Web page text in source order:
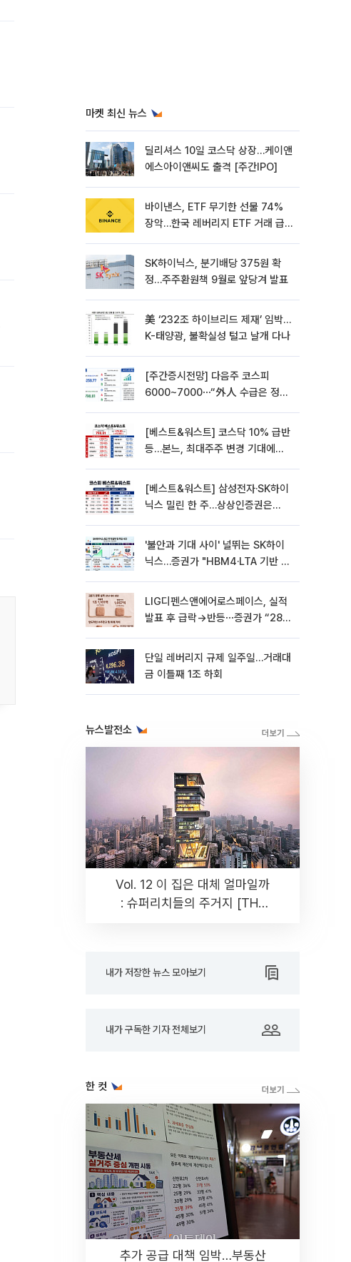
마켓 최신 뉴스
딜리셔스 10일 코스닥 상장…케이앤
에스아이앤씨도 출격 [주간IPO]
바이낸스, ETF 무기한 선물 74%
장악…한국 레버리지 ETF 거래 급
SK하이닉스, 분기배당 375원 확
정…주주환원책 9월로 앞당겨 발표
美 ‘232조 하이브리드 제재’ 임박…
K-태양광, 불확실성 털고 날개 다나
[주간증시전망] 다음주 코스피
6000~7000⋯“外人 수급은 정책
[베스트&워스트] 코스닥 10% 급반
등…본느, 최대주주 변경 기대에
[베스트&워스트] 삼성전자·SK하이
닉스 밀린 한 주…상상인증권은
'불안과 기대 사이' 널뛰는 SK하이
닉스…증권가 "HBM4·LTA 기반 펀
LIG디펜스앤에어로스페이스, 실적
발표 후 급락→반등⋯증권가 “28년
단일 레버리지 규제 일주일…거래대
금 이틀째 1조 하회
뉴스발전소
Vol. 12 이 집은 대체 얼마일까
: 슈퍼리치들의 주거지 [THE
내가 저장한 뉴스 모아보기
내가 구독한 기자 전체보기
한 컷
추가 공급 대책 임박…부동산